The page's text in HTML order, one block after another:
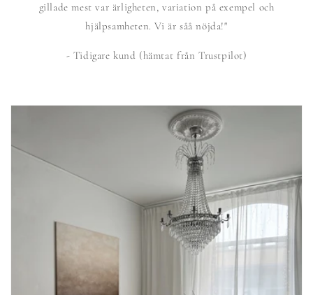
gillade mest var ärligheten, variation på exempel och
hjälpsamheten. Vi är såå nöjda!"
- Tidigare kund (hämtat från Trustpilot)